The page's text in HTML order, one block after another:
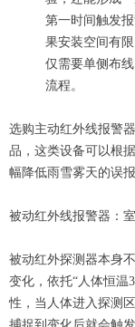
第一时间触发
果安装空间有
仅需要单侧布
流程。
选购主动红外线报警
品，这类设备可以根
幅降低雨雪雾天的误
被动红外线报警器：
被动红外探测器本身
变化，依托“人体恒
性，当人体进入探测